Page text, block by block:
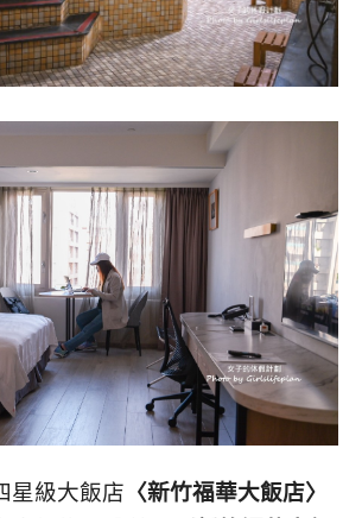
星級大飯店 〈新竹福華大飯店〉